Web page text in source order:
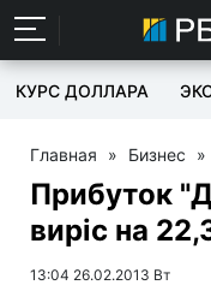
КУРС ДОЛЛАРА
Главная » Бизнес »
Прибуток
виріс на
13:04 26.02.2013 Вт